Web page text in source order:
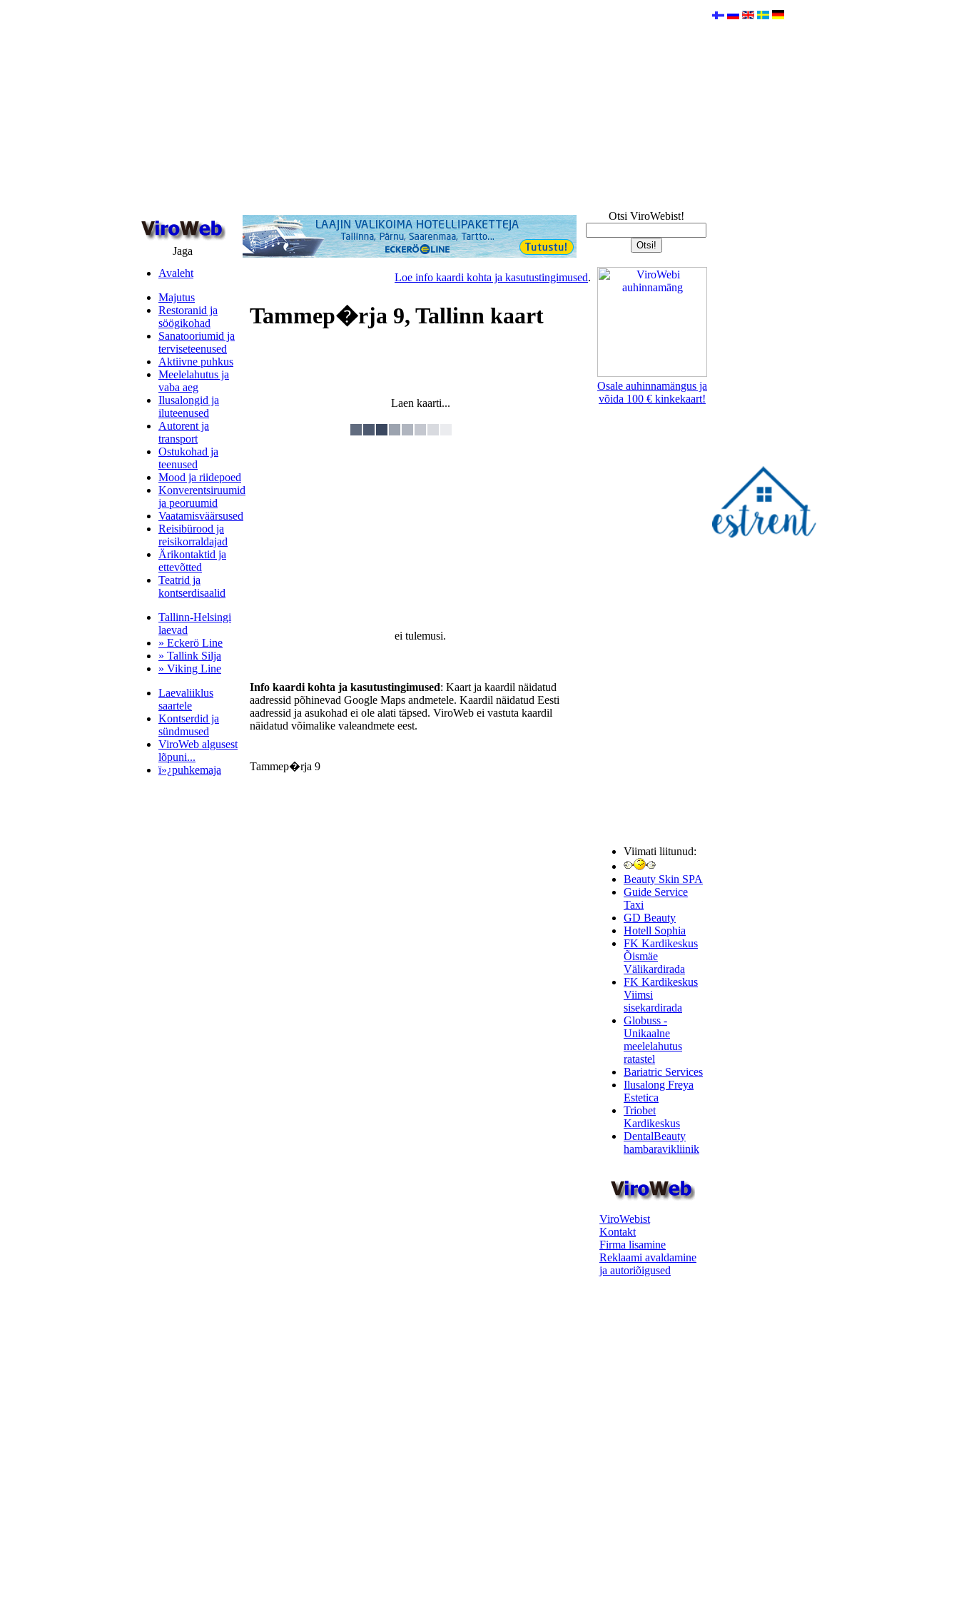
Jaga
Otsi ViroWebist!
Avaleht
Majutus
Restoranid ja
söögikohad
Sanatooriumid ja
terviseteenused
Aktiivne puhkus
Meelelahutus ja
vaba aeg
Ilusalongid ja
iluteenused
Autorent ja
transport
Ostukohad ja
teenused
Mood ja riidepoed
Konverentsiruumid
ja peoruumid
Vaatamisväärsused
Reisibürood ja
reisikorraldajad
Ärikontaktid ja
ettevõtted
Teatrid ja
kontserdisaalid
Tallinn-Helsingi
laevad
» Eckerö Line
» Tallink Silja
» Viking Line
Laevaliiklus
saartele
Kontserdid ja
sündmused
ViroWeb algusest
lõpuni...
ï»¿puhkemaja
Loe info kaardi kohta ja kasutustingimused.
Tammep�rja 9, Tallinn kaart
Laen kaarti...
ei tulemusi.
Info kaardi kohta ja kasutustingimused: Kaart ja kaardil näidatud
aadressid põhinevad Google Maps andmetele. Kaardil näidatud Eesti
aadressid ja asukohad ei ole alati täpsed. ViroWeb ei vastuta kaardil
näidatud võimalike valeandmete eest.
Tammep�rja 9
Osale auhinnamängus ja
võida 100 € kinkekaart!
Viimati liitunud:
Beauty Skin SPA
Guide Service
Taxi
GD Beauty
Hotell Sophia
FK Kardikeskus
Õismäe
Välikardirada
FK Kardikeskus
Viimsi
sisekardirada
Globuss -
Unikaalne
meelelahutus
ratastel
Bariatric Services
Ilusalong Freya
Estetica
Triobet
Kardikeskus
DentalBeauty
hambaravikliinik
ViroWebist
Kontakt
Firma lisamine
Reklaami avaldamine
ja autoriõigused